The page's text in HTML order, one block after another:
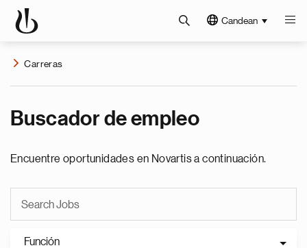
Candean
Carreras
Buscador de empleo
Encuentre oportunidades en Novartis a continuación.
Función